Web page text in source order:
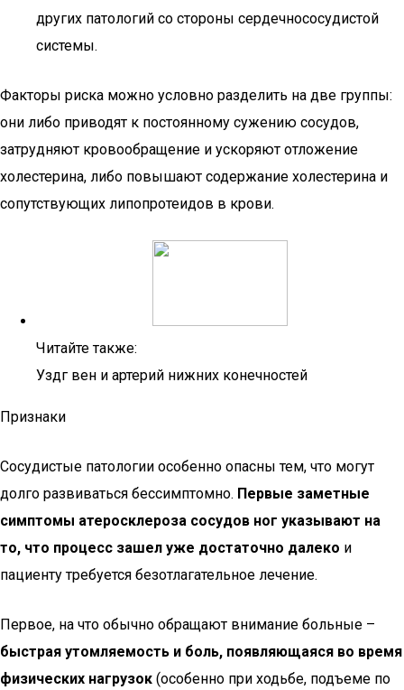
других патологий со стороны сердечнососудистой
системы.
Факторы риска можно условно разделить на две группы:
они либо приводят к постоянному сужению сосудов,
затрудняют кровообращение и ускоряют отложение
холестерина, либо повышают содержание холестерина и
сопутствующих липопротеидов в крови.
Читайте также:
Уздг вен и артерий нижних конечностей
Признаки
Сосудистые патологии особенно опасны тем, что могут
долго развиваться бессимптомно. Первые заметные
симптомы атеросклероза сосудов ног указывают на
то, что процесс зашел уже достаточно далеко и
пациенту требуется безотлагательное лечение.
Первое, на что обычно обращают внимание больные –
быстрая утомляемость и боль, появляющаяся во время
физических нагрузок (особенно при ходьбе, подъеме по